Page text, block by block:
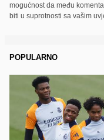
mogućnost da među
biti u suprotnosti sa vašim
POPULARNO